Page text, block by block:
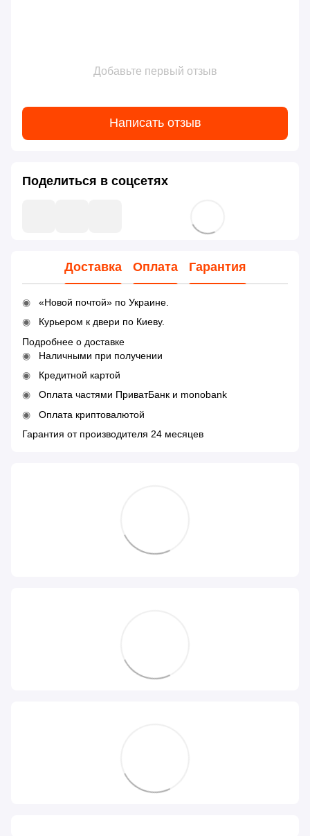
Добавьте первый отзыв
Написать отзыв
Поделиться в соцсетях
Доставка Оплата Гарантия
«Новой почтой» по Украине.
Курьером к двери по Киеву.
Подробнее о доставке
Наличными при получении
Кредитной картой
Оплата частями ПриватБанк и monobank
Оплата криптовалютой
Гарантия от производителя 24 месяцев